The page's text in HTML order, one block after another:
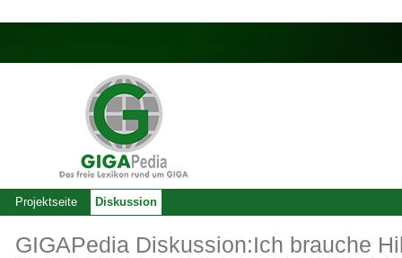
GIGAPedia Diskussion:Ich brauche
Projektseite Diskussion